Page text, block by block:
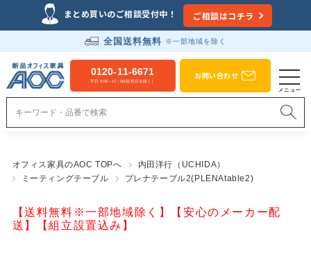
まとめ買いのご相談受付中！ ご相談はコチラ
全国送料無料 ※一部地域を除く
0120-11-6671
平日 9:00～17：00(祝祭日を除く）
お問い合わせ
オフィス家具のAOC TOPへ
内田洋行（UCHIDA）
ミーティングテーブル
プレナテーブル2(PLENAtable2)
【送料無料※一部地域除く】【安心のメーカー配
送】【組立設置込み】